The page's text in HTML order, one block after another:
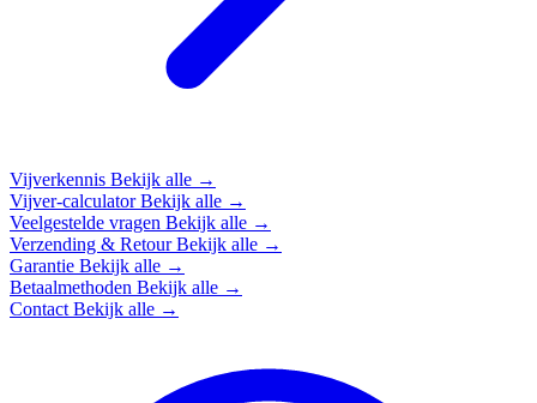
Vijverkennis Bekijk alle →
Vijver-calculatorBekijk alle →
Veelgestelde vragen Bekijk alle →
Verzending & RetourBekijk alle →
Garantie Bekijk alle →
Betaalmethoden Bekijk alle →
Contact Bekijk alle →